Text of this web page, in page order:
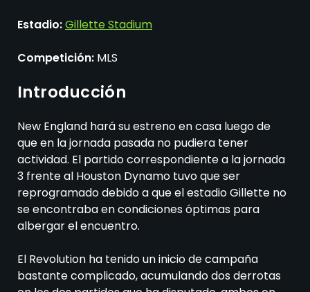
Estadio:Gillette Stadium
Competición: MLS
Introducción
New England hará su estreno en casa luego de
que en la jornada pasada no pudiera tener
actividad. El partido correspondiente a la jornada
3 frente al Houston Dynamo tuvo que ser
reprogramado debido a que el estadio Gillette no
se encontraba en condiciones óptimas para
albergar el encuentro.
El Revolution ha tenido un inicio de campaña
bastante complicado, acumulando dos derrotas